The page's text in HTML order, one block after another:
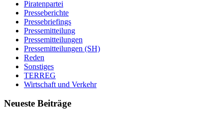
Piratenpartei
Presseberichte
Pressebriefings
Pressemitteilung
Pressemitteilungen
Pressemitteilungen (SH)
Reden
Sonstiges
TERREG
Wirtschaft und Verkehr
Neueste Beiträge